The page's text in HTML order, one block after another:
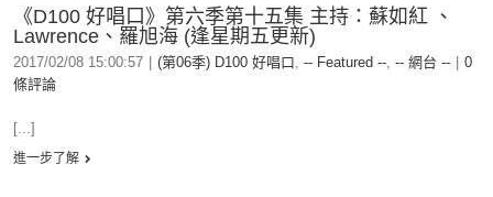
《D100 好唱口》第六季第十五集 主持：蘇如紅 、
Lawrence、羅旭海 (逢星期五更新)
2017/02/08 15:00:57 (第06季) D100 好唱口, -- Featured --, -- 網台 --
0
條評論
[...]
進一步了解